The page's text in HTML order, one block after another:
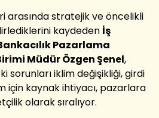
arasında stratejik ve öncelikli
kaydeden İş
Pazarlama
Müdür Özgen Şenel,
sorunları iklim değişikliği, girdi
için kaynak ihtiyacı, pazarlara
olarak sıralıyor.